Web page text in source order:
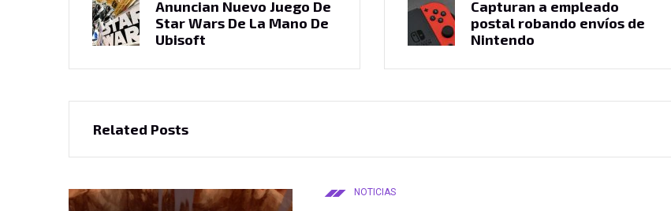
Anuncian Nuevo Juego De
Star Wars De La Mano De
Ubisoft
Capturan a empleado
postal robando envíos de
Nintendo
Related Posts
NOTICIAS